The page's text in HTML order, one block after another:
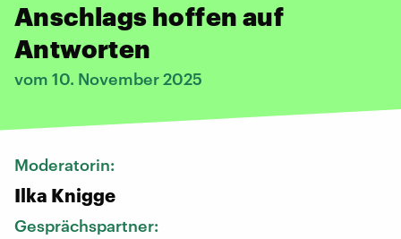
Anschlags hoffen auf
Antworten
vom 10. November 2025
Moderatorin:
Ilka Knigge
Gesprächspartner: